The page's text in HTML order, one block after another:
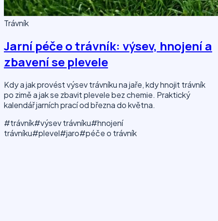
Trávník
Jarní péče o trávník: výsev, hnojení a
zbavení se plevele
Kdy a jak provést výsev trávníku na jaře, kdy hnojit trávník
po zimě a jak se zbavit plevele bez chemie. Praktický
kalendář jarních prací od března do května.
#trávník#výsev trávníku#hnojení
trávníku#plevel#jaro#péče o trávník